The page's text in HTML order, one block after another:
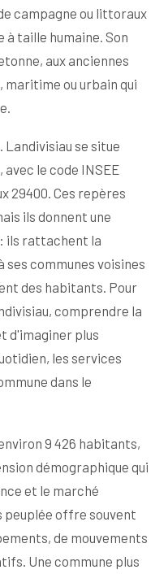
campagne ou littoraux
à taille humaine. Son
aux anciennes
ou urbain qui
se situe
le code INSEE
29400. Ces repères
ils donnent une
ils rattachent la
ses communes voisines
des habitants. Pour
comprendre la
d'imaginer plus
les services
dans le
9 426 habitants,
démographique qui
et le marché
peuplée offre souvent
de mouvements
Une commune plus